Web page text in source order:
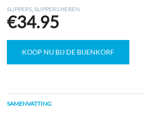
SLIPPERS ,SLIPPERS HEREN
€34.95
KOOP NU BIJ DE BIJENKORF
SAMENVATTING